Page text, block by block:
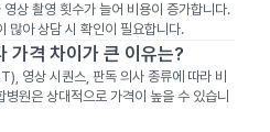
상 촬영 횟수가 늘어 비용이 증가합니다.
많아 상담 시 확인이 필요합니다.
가격 차이가 큰 이유는?
영상 시퀀스, 판독 의사 종류에 따라 비
원은 상대적으로 가격이 높을 수 있습니